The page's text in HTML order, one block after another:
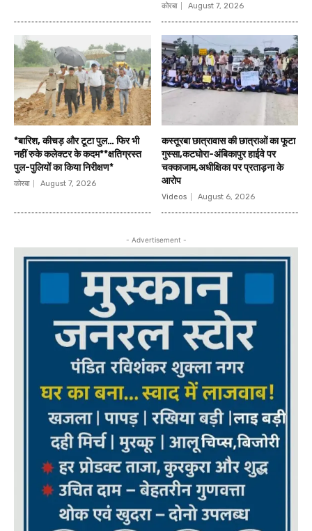
कोरबा August 7, 2026
*बारिश, कीचड़ और टूटा पुल… फिर भी
नहीं रुके कलेक्टर के कदम**क्षतिग्रस्त
पुल-पुलियों का किया निरीक्षण*
कोरबा August 7, 2026
कस्तूरबा छात्रावास की छात्राओं का फूटा
गुस्सा,कटघोरा-अंबिकापुर हाईवे पर
चक्काजाम,अधीक्षिका पर प्रताड़ना के
आरोप
Videos August 6, 2026
- Advertisement -